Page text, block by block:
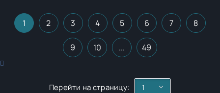
1 2 3 4 5 6 7 8
9 10 ... 49
Перейти на страницу: